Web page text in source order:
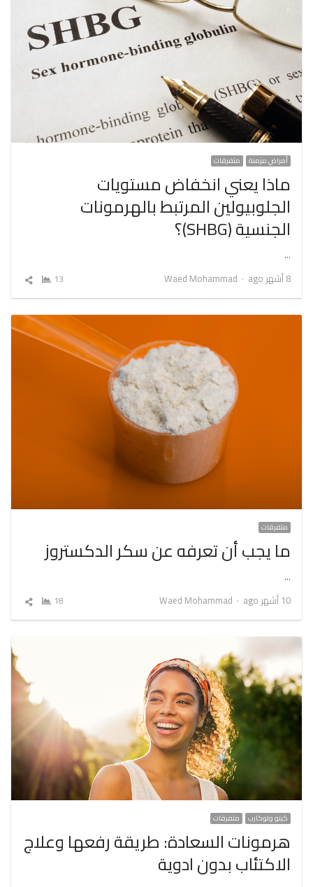
أمراض مزمنة متفرقات
ماذا يعني انخفاض مستويات
الجلوبيولين المرتبط بالهرمونات
الجنسية (SHBG)؟
…
8 أشهر ago
Author
Waed Mohammad
13
شارك
متفرقات
ما يجب أن تعرفه عن سكر الدكستروز
…
10 أشهر ago
Author
Waed Mohammad
18
شارك
كيتو ولوكارب متفرقات
هرمونات السعادة: طريقة رفعها وعلاج
الاكتئاب بدون ادوية